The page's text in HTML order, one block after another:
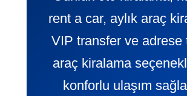
rent a car, aylık araç
VIP transfer ve adrese
araç kiralama
konforlu ulaşım